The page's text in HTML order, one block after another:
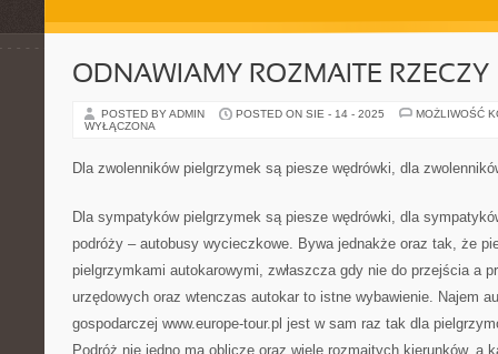
ODNAWIAMY ROZMAITE RZECZY
POSTED BY ADMIN POSTED ON SIE - 14 - 2025
MOŻLIWOŚĆ
WYŁĄCZONA
Dla zwolenników pielgrzymek są piesze wędrówki, dla
Dla sympatyków pielgrzymek są piesze wędrówki, dla
podróży – autobusy wycieczkowe. Bywa jednakże oraz tak, że
pielgrzymkami autokarowymi, zwłaszcza gdy nie do przejścia a
urzędowych oraz wtenczas autokar to istne wybawienie. Najem
gospodarczej www.europe-tour.pl jest w sam raz tak dla
Podróż nie jedno ma oblicze oraz wiele rozmaitych kierunków, a